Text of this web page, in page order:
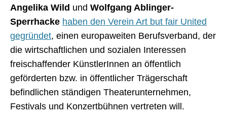
Angelika Wild und Wolfgang Ablinger-
Sperrhacke haben den Verein Art but fair United
gegründet, einen europaweiten Berufsverband, der
die wirtschaftlichen und sozialen Interessen
freischaffender KünstlerInnen an öffentlich
geförderten bzw. in öffentlicher Trägerschaft
befindlichen ständigen Theaterunternehmen,
Festivals und Konzertbühnen vertreten will.